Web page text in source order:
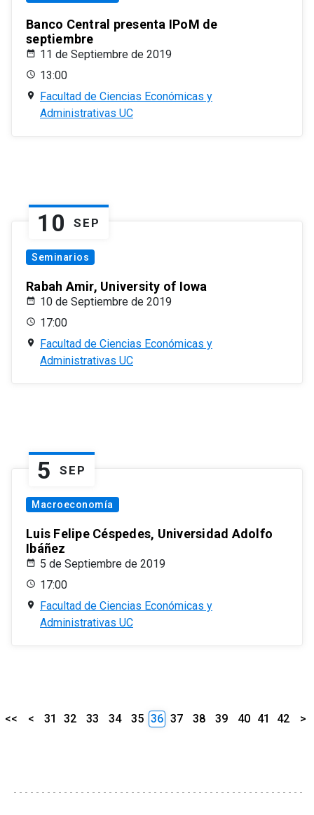
Banco Central presenta IPoM de
septiembre
11 de Septiembre de 2019
13:00
Facultad de Ciencias Económicas y
Administrativas UC
10 SEP
Seminarios
Rabah Amir, University of Iowa
10 de Septiembre de 2019
17:00
Facultad de Ciencias Económicas y
Administrativas UC
5 SEP
Macroeconomía
Luis Felipe Céspedes, Universidad Adolfo
Ibáñez
5 de Septiembre de 2019
17:00
Facultad de Ciencias Económicas y
Administrativas UC
<< < 31 32 33 34 35 36 37 38 39 40 41 42 >